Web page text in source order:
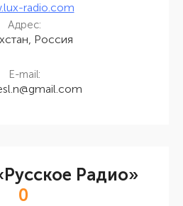
radio.com
Адрес:
Россия
E-mail:
Радио»
0